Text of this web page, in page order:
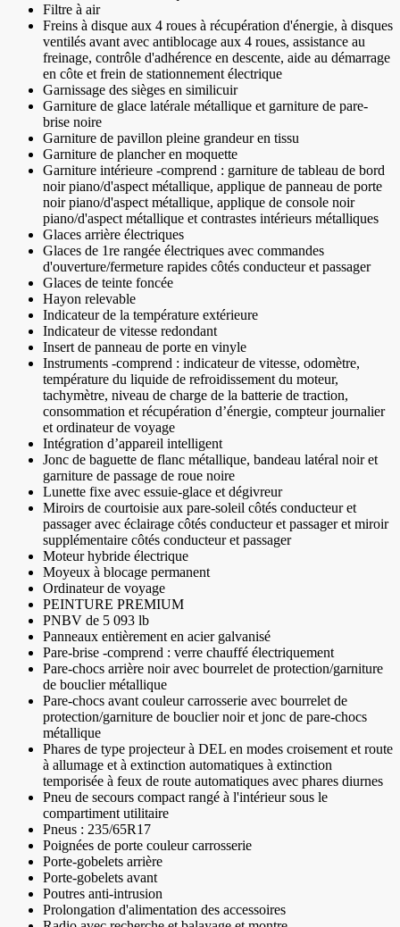
Filtre à air
Freins à disque aux 4 roues à récupération d'énergie, à disques
ventilés avant avec antiblocage aux 4 roues, assistance au
freinage, contrôle d'adhérence en descente, aide au démarrage
en côte et frein de stationnement électrique
Garnissage des sièges en similicuir
Garniture de glace latérale métallique et garniture de pare-
brise noire
Garniture de pavillon pleine grandeur en tissu
Garniture de plancher en moquette
Garniture intérieure -comprend : garniture de tableau de bord
noir piano/d'aspect métallique, applique de panneau de porte
noir piano/d'aspect métallique, applique de console noir
piano/d'aspect métallique et contrastes intérieurs métalliques
Glaces arrière électriques
Glaces de 1re rangée électriques avec commandes
d'ouverture/fermeture rapides côtés conducteur et passager
Glaces de teinte foncée
Hayon relevable
Indicateur de la température extérieure
Indicateur de vitesse redondant
Insert de panneau de porte en vinyle
Instruments -comprend : indicateur de vitesse, odomètre,
température du liquide de refroidissement du moteur,
tachymètre, niveau de charge de la batterie de traction,
consommation et récupération d’énergie, compteur journalier
et ordinateur de voyage
Intégration d’appareil intelligent
Jonc de baguette de flanc métallique, bandeau latéral noir et
garniture de passage de roue noire
Lunette fixe avec essuie-glace et dégivreur
Miroirs de courtoisie aux pare-soleil côtés conducteur et
passager avec éclairage côtés conducteur et passager et miroir
supplémentaire côtés conducteur et passager
Moteur hybride électrique
Moyeux à blocage permanent
Ordinateur de voyage
PEINTURE PREMIUM
PNBV de 5 093 lb
Panneaux entièrement en acier galvanisé
Pare-brise -comprend : verre chauffé électriquement
Pare-chocs arrière noir avec bourrelet de protection/garniture
de bouclier métallique
Pare-chocs avant couleur carrosserie avec bourrelet de
protection/garniture de bouclier noir et jonc de pare-chocs
métallique
Phares de type projecteur à DEL en modes croisement et route
à allumage et à extinction automatiques à extinction
temporisée à feux de route automatiques avec phares diurnes
Pneu de secours compact rangé à l'intérieur sous le
compartiment utilitaire
Pneus : 235/65R17
Poignées de porte couleur carrosserie
Porte-gobelets arrière
Porte-gobelets avant
Poutres anti-intrusion
Prolongation d'alimentation des accessoires